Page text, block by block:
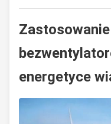
Zastosowanie
energetyce